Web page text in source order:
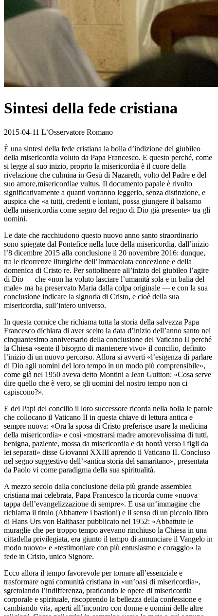
Sintesi della fede cristiana
2015-04-11 L’Osservatore Romano
È una sintesi della fede cristiana la bolla d’indizione del giubileo
della misericordia voluto da Papa Francesco. E questo perché, come
si legge al suo inizio, proprio la misericordia è il cuore della
rivelazione che culmina in Gesù di Nazareth, volto del Padre e del
suo amore,misericordiae vultus. Il documento papale è rivolto
significativamente a quanti vorranno leggerlo, senza distinzione, e
auspica che «a tutti, credenti e lontani, possa giungere il balsamo
della misericordia come segno del regno di Dio già presente» tra gli
uomini.
Le date che racchiudono questo nuovo anno santo straordinario
sono spiegate dal Pontefice nella luce della misericordia, dall’inizio
l’8 dicembre 2015 alla conclusione il 20 novembre 2016: dunque,
tra le ricorrenze liturgiche dell’Immacolata concezione e della
domenica di Cristo re. Per sottolineare all’inizio del giubileo l’agire
di Dio — che «non ha voluto lasciare l’umanità sola e in balia del
male» ma ha preservato Maria dalla colpa originale — e con la sua
conclusione indicare la signoria di Cristo, e cioè della sua
misericordia, sull’intero universo.
In questa cornice che richiama tutta la storia della salvezza Papa
Francesco dichiara di aver scelto la data d’inizio dell’anno santo nel
cinquantesimo anniversario della conclusione del Vaticano II perché
la Chiesa «sente il bisogno di mantenere vivo» il concilio, definito
l’inizio di un nuovo percorso. Allora si avvertì «l’esigenza di parlare
di Dio agli uomini del loro tempo in un modo più comprensibile»,
come già nel 1950 aveva detto Montini a Jean Guitton: «Cosa serve
dire quello che è vero, se gli uomini del nostro tempo non ci
capiscono?».
E dei Papi del concilio il loro successore ricorda nella bolla le parole
che collocano il Vaticano II in questa chiave di lettura antica e
sempre nuova: «Ora la sposa di Cristo preferisce usare la medicina
della misericordia» e così «mostrarsi madre amorevolissima di tutti,
benigna, paziente, mossa da misericordia e da bontà verso i figli da
lei separati» disse Giovanni XXIII aprendo il Vaticano II. Concluso
nel segno suggestivo dell’«antica storia del samaritano», presentata
da Paolo vi come paradigma della sua spiritualità.
A mezzo secolo dalla conclusione della più grande assemblea
cristiana mai celebrata, Papa Francesco la ricorda come «nuova
tappa dell’evangelizzazione di sempre». E usa un’immagine che
richiama il titolo (Abbattere i bastioni) e il senso di un piccolo libro
di Hans Urs von Balthasar pubblicato nel 1952: «Abbattute le
muraglie che per troppo tempo avevano rinchiuso la Chiesa in una
cittadella privilegiata, era giunto il tempo di annunciare il Vangelo in
modo nuovo» e «testimoniare con più entusiasmo e coraggio» la
fede in Cristo, unico Signore.
Ecco allora il tempo favorevole per tornare all’essenziale e
trasformare ogni comunità cristiana in «un’oasi di misericordia»,
sgretolando l’indifferenza, praticando le opere di misericordia
corporale e spirituale, riscoprendo la bellezza della confessione e
cambiando vita, aperti all’incontro con donne e uomini delle altre